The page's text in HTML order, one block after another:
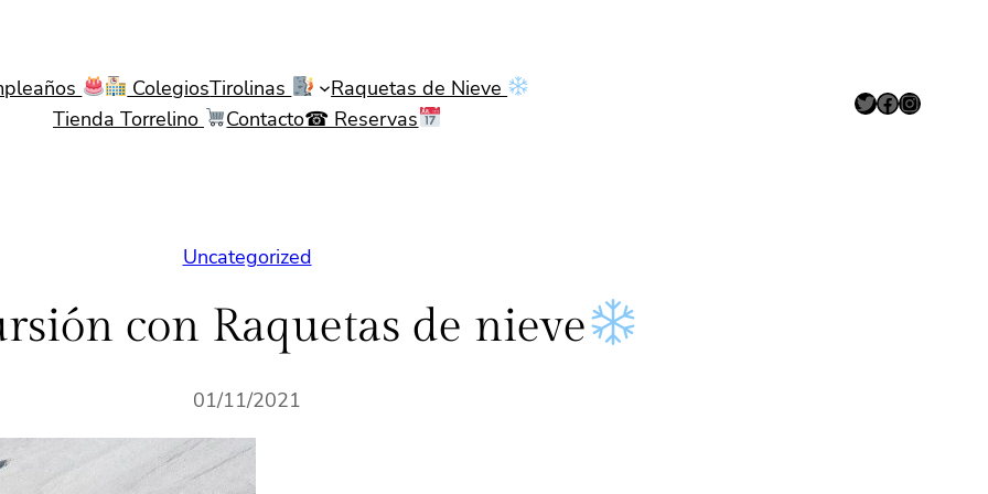
ColegiosTirolinas
Raquetas de Nieve
Tienda Torrelino
Contacto☎ Reservas
Twitter Facebook Instagram
Uncategorized
con Raquetas de nieve
01/11/2021